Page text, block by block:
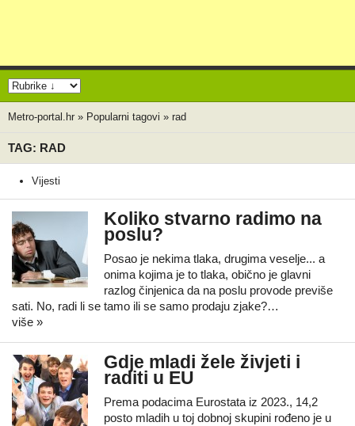
Metro-portal.hr » Popularni tagovi » rad
TAG: RAD
Vijesti
Koliko stvarno radimo na
poslu?
Posao je nekima tlaka, drugima veselje... a
onima kojima je to tlaka, obično je glavni
razlog činjenica da na poslu provode previše
sati. No, radi li se tamo ili se samo prodaju zjake?…
više »
Gdje mladi žele živjeti i
raditi u EU
Prema podacima Eurostata iz 2023., 14,2
posto mladih u toj dobnoj skupini rođeno je u